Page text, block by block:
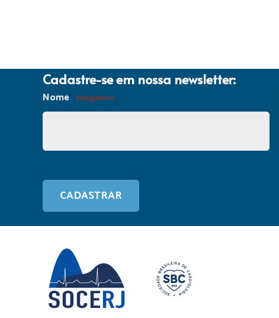
Cadastre-se em nossa newsletter:
Nome (obrigatório)